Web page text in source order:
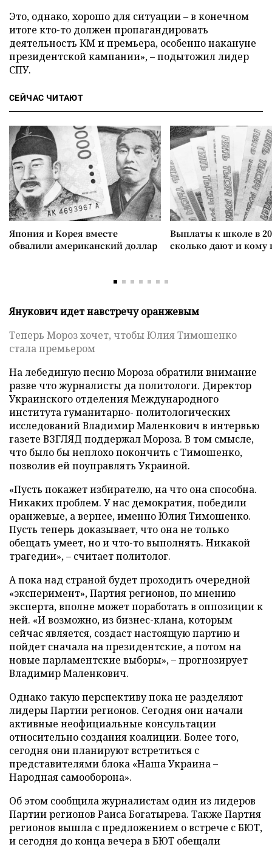
Это, однако, хорошо для ситуации – в конечном
итоге кто-то должен пропагандировать
деятельность КМ и премьера, особенно накануне
президентской кампании», – подытожил лидер
СПУ.
СЕЙЧАС ЧИТАЮТ
Япония и Корея вместе
обвалили американский доллар
Выплаты к школе в
сколько дают и
Янукович идет навстречу оранжевым
Теперь Мороз хочет, чтобы Юлия Тимошенко
стала премьером
На лебединую песню Мороза обратили внимание
разве что журналисты да политологи. Директор
Украинского отделения Международного
института гуманитарно- политологических
исследований Владимир Маленкович в интервью
газете ВЗГЛЯД поддержал Мороза. В том смысле,
что было бы неплохо покончить с Тимошенко,
позволив ей поуправлять Украиной.
«Пусть покажет избирателю, на что она способна.
Никаких проблем. У нас демократия, победили
оранжевые, а вернее, именно Юлия Тимошенко.
Пусть теперь доказывает, что она не только
обещать умеет, но и что-то выполнять. Никакой
трагедии», – считает политолог.
А пока над страной будет проходить очередной
«эксперимент», Партия регионов, по мнению
эксперта, вполне может поработать в оппозиции к
ней. «И возможно, из бизнес-клана, которым
сейчас является, создаст настоящую партию и
пойдет сначала на президентские, а потом на
новые парламентские выборы», – прогнозирует
Владимир Маленкович.
Однако такую перспективу пока не разделяют
лидеры Партии регионов. Сегодня они начали
активные неофициальные консультации
относительно создания коалиции. Более того,
сегодня они планируют встретиться с
представителями блока «Наша Украина –
Народная самооборона».
Об этом сообщила журналистам один из лидеров
Партии регионов Раиса Богатырева. Также Партия
регионов вышла с предложением о встрече с БЮТ,
и сегодня до конца вечера в БЮТ обещали